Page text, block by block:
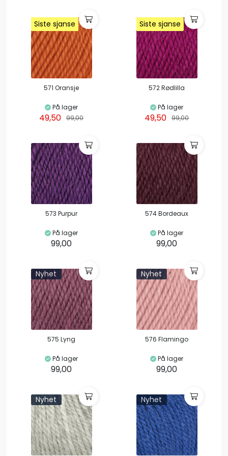
Siste sjanse
Siste sjanse
Siste sjanse
Siste sjanse
571 Oransje
På lager
49,50 99,00
Siste sjanse
Siste sjanse
Siste sjanse
Siste sjanse
572 Rødlilla
På lager
49,50 99,00
573 Purpur
På lager
99,00
574 Bordeaux
På lager
99,00
Nyhet
575 Lyng
På lager
99,00
Nyhet
576 Flamingo
På lager
99,00
Nyhet Nyhet